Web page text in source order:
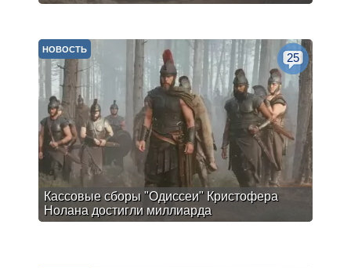
Кассовые сборы "Одиссеи" Кристофера
Нолана достигли миллиарда
НОВОСТЬ
25